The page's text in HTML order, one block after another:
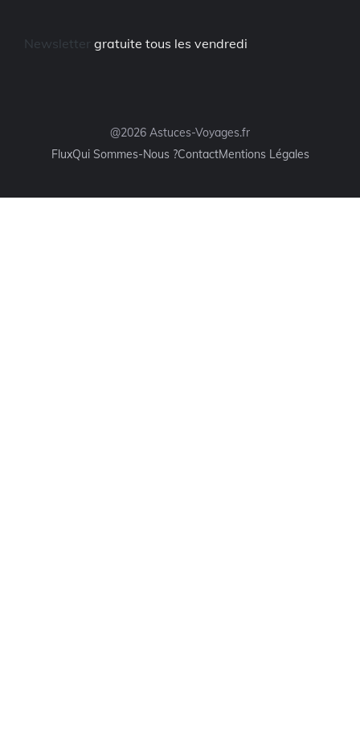
Newsletter gratuite tous les vendredi
@2026 Astuces-Voyages.fr
FluxQui Sommes-Nous ?ContactMentions Légales